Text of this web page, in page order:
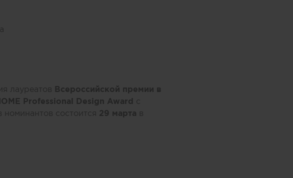
лауреатов Всероссийской премии в
Professional Design Award с
состоится 29 марта в